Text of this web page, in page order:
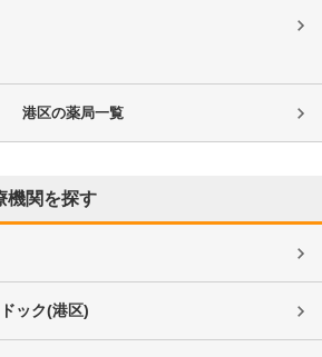
港区の薬局一覧
機関を探す
ック(港区)